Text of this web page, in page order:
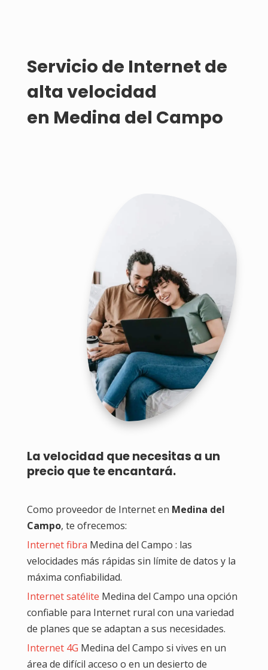
Servicio de Internet de
alta velocidad
en Medina del Campo
La velocidad que necesitas a un
precio que te encantará.
Como proveedor de Internet en Medina del
Campo, te ofrecemos:
Internet fibra Medina del Campo : las
velocidades más rápidas sin límite de datos y la
máxima confiabilidad.
Internet satélite Medina del Campo una opción
confiable para Internet rural con una variedad
de planes que se adaptan a sus necesidades.
Internet 4G Medina del Campo si vives en un
área de difícil acceso o en un desierto de